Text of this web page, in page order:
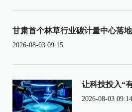
甘肃首个林草行业碳计量中心落地
2026-08-03 09:15
让科技投入“
2026-08-03 09:14